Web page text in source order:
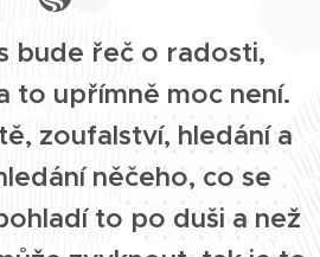
bude řeč o radosti,
to upřímně moc není.
zoufalství, hledání a
něčeho, co se
to po duši a než